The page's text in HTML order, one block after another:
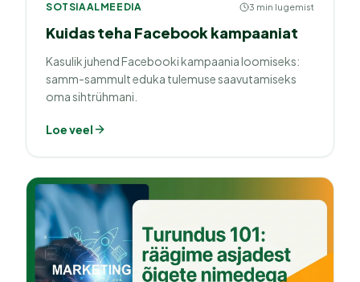
SOTSIAALMEEDIA 3 min lugemist
Kuidas teha Facebook kampaaniat
Kasulik juhend Facebooki kampaania loomiseks:
samm-sammult eduka tulemuse saavutamiseks
oma sihtrühmani.
Loe veel